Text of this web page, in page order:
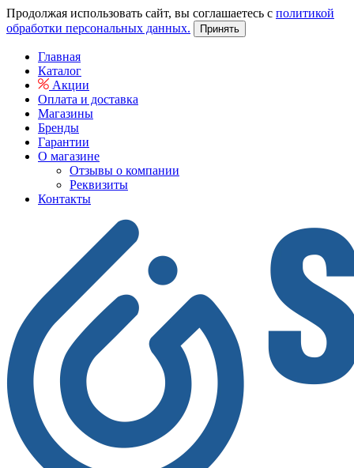
Продолжая использовать сайт, вы соглашаетесь с политикой
обработки персональных данных.
Принять
Главная
Каталог
Акции
Оплата и доставка
Магазины
Бренды
Гарантии
О магазине
Отзывы о компании
Реквизиты
Контакты